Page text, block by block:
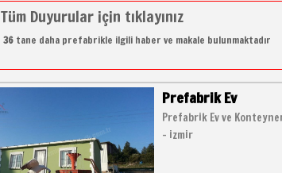
Tüm Duyurular için tıklayınız
36 tane daha prefabrikle ilgili haber ve makale bulunmaktadır
Prefabrik Ev
Prefabrik Ev ve
- izmir